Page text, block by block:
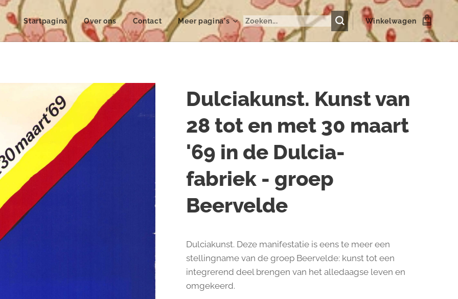
Startpagina Over ons Contact Meer pagina's Winkelwagen
Dulciakunst. Kunst van
28 tot en met 30 maart
'69 in de Dulcia-
fabriek - groep
Beervelde
Dulciakunst. Deze manifestatie is eens te meer een
stellingname van de groep Beervelde: kunst tot een
integrerend deel brengen van het alledaagse leven en
omgekeerd.